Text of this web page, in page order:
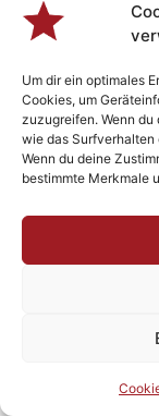
Um dir ein optimales
Cookies, um
zuzugreifen. Wenn
wie das Surfverhalten
Wenn du deine
bestimmte Merkmale